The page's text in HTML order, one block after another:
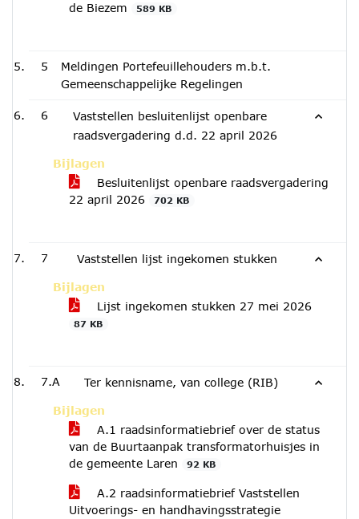
de Biezem
589 KB
5
Meldingen Portefeuillehouders m.b.t.
Gemeenschappelijke Regelingen
6
Vaststellen besluitenlijst openbare
raadsvergadering d.d. 22 april 2026
Bijlagen
Besluitenlijst openbare raadsvergadering
22 april 2026
702 KB
7 Vaststellen lijst ingekomen stukken
Bijlagen
Lijst ingekomen stukken 27 mei 2026
87 KB
7.A Ter kennisname, van college (RIB)
Bijlagen
A.1 raadsinformatiebrief over de status
van de Buurtaanpak transformatorhuisjes in
de gemeente Laren
92 KB
A.2 raadsinformatiebrief Vaststellen
Uitvoerings- en handhavingsstrategie